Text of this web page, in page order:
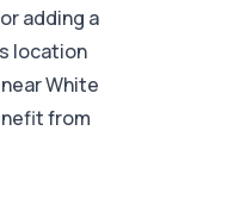
adding a
location
White
from